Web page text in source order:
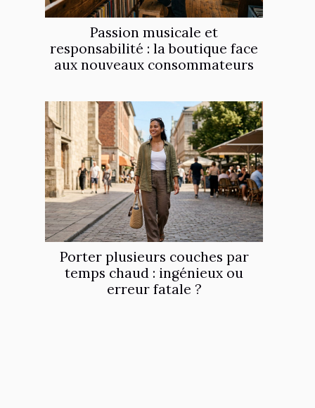
Passion musicale et
responsabilité : la boutique face
aux nouveaux consommateurs
Porter plusieurs couches par
temps chaud : ingénieux ou
erreur fatale ?